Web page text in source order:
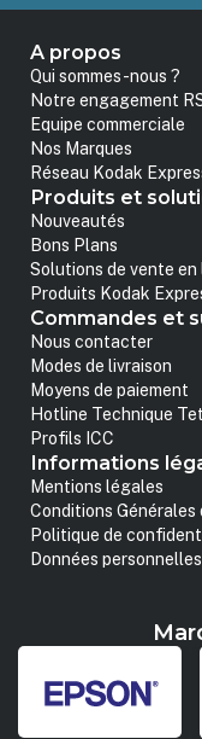
A propos
Qui sommes-nous ?
Notre engagement
Equipe commerciale
Nos Marques
Réseau Kodak
Produits et
Nouveautés
Bons Plans
Solutions de vente en
Produits Kodak
Commandes et
Nous contacter
Modes de livraison
Moyens de paiement
Hotline Technique
Profils ICC
Informations
Mentions légales
Conditions Générales
Politique de
Données personnelles